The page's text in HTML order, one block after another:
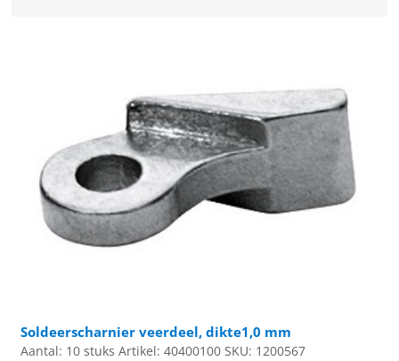
Soldeerscharnier veerdeel, dikte1,0 mm
Aantal: 10 stuks Artikel: 40400100 SKU: 1200567